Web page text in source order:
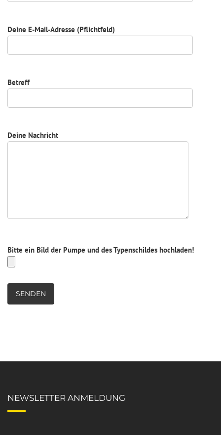
Deine E-Mail-Adresse (Pflichtfeld)
Betreff
Deine Nachricht
Bitte ein Bild der Pumpe und des Typenschildes hochladen!
NEWSLETTER ANMELDUNG